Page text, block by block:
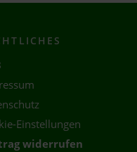
Einstellungen
widerrufen